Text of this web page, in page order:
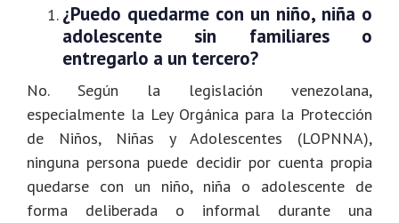
¿Puedo quedarme con un niño, niña o
adolescente sin familiares o
entregarlo a un tercero?
No. Según la legislación venezolana,
especialmente la Ley Orgánica para la Protección
de Niños, Niñas y Adolescentes (LOPNNA),
ninguna persona puede decidir por cuenta propia
quedarse con un niño, niña o adolescente de
forma deliberada o informal durante una